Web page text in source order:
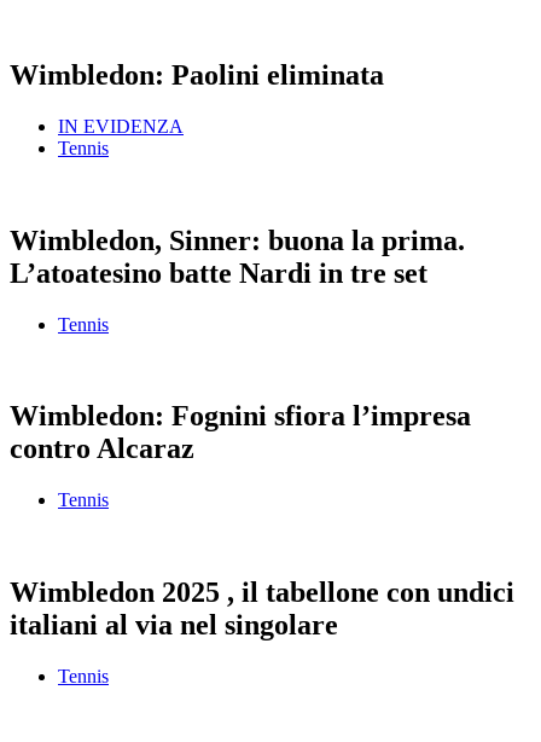
Wimbledon: Paolini eliminata
IN EVIDENZA
Tennis
Wimbledon, Sinner: buona la prima.
L’atoatesino batte Nardi in tre set
Tennis
Wimbledon: Fognini sfiora l’impresa
contro Alcaraz
Tennis
Wimbledon 2025 , il tabellone con undici
italiani al via nel singolare
Tennis